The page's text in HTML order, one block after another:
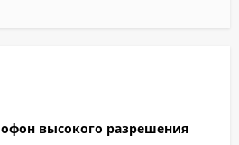
высокого разрешения